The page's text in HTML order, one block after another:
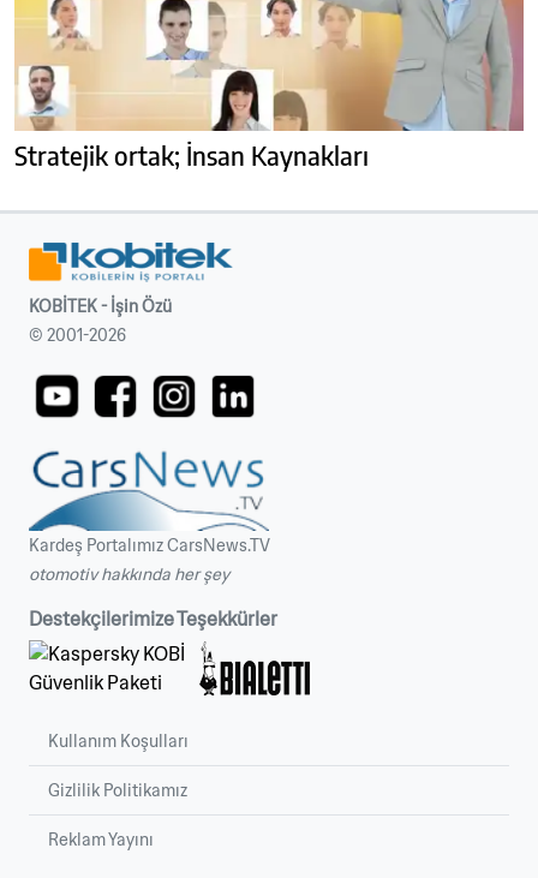
Stratejik ortak; İnsan Kaynakları
KOBİTEK - İşin Özü
© 2001-2026
Kardeş Portalımız CarsNews.TV
otomotiv hakkında her şey
Destekçilerimize Teşekkürler
Kullanım Koşulları
Gizlilik Politikamız
Reklam Yayını